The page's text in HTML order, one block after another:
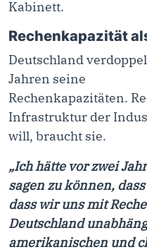
Kabinett.
Rechenkapazität
Deutschland
Jahren seine
Rechenkapazitäten.
Infrastruktur der
will, braucht sie.
„Ich hätte vor zwei
sagen zu können,
dass wir uns mit
Deutschland
amerikanischen und